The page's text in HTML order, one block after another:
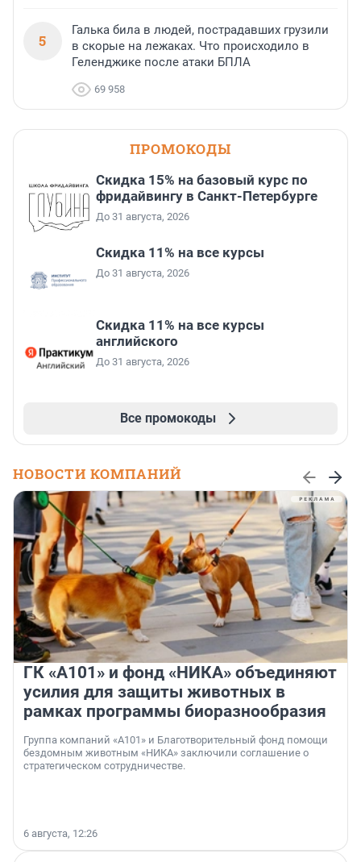
5
Галька била в людей, пострадавших грузили
в скорые на лежаках. Что происходило в
Геленджике после атаки БПЛА
69 958
ПРОМОКОДЫ
Скидка 15% на базовый курс по
фридайвингу в Санкт-Петербурге
До 31 августа, 2026
Скидка 11% на все курсы
До 31 августа, 2026
Скидка 11% на все курсы
английского
До 31 августа, 2026
Все промокоды
НОВОСТИ КОМПАНИЙ
ГК «А101» и фонд «НИКА» объединяют
усилия для защиты животных в
рамках программы биоразнообразия
Группа компаний «А101» и Благотворительный фонд помощи
бездомным животным «НИКА» заключили соглашение о
стратегическом сотрудничестве.
6 августа, 12:26